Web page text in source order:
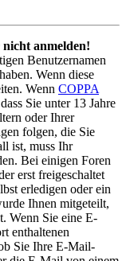
anmelden!
Benutzernamen
Wenn diese
Wenn COPPA
Sie unter 13 Jahre
oder Ihrer
folgen, die Sie
ist, muss Ihr
Bei einigen Foren
erst freigeschaltet
erledigen oder ein
Ihnen mitgeteilt,
Wenn Sie eine E-
enthaltenen
Sie Ihre E-Mail-